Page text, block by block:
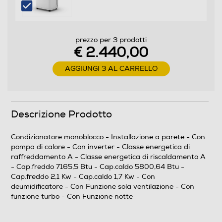
Raffreddamento nominale-Kw
1
Riscaldamento nominale-Kw
1,7
prezzo per 3 prodotti
€ 2.440,00
AGGIUNGI 3 AL CARRELLO
Descrizione Prodotto
Condizionatore monoblocco - Installazione a parete - Con
pompa di calore - Con inverter - Classe energetica di
raffreddamento A - Classe energetica di riscaldamento A
- Cap.freddo 7165,5 Btu - Cap.caldo 5800,64 Btu -
Cap.freddo 2,1 Kw - Cap.caldo 1,7 Kw - Con
deumidificatore - Con Funzione sola ventilazione - Con
funzione turbo - Con Funzione notte